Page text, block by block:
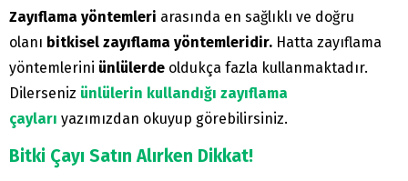
Zayıflama yöntemleri arasında en sağlıklı ve doğru
olanı bitkisel zayıflama yöntemleridir. Hatta zayıflama
yöntemlerini ünlülerde oldukça fazla kullanmaktadır.
Dilerseniz ünlülerin kullandığı zayıflama
çayları yazımızdan okuyup görebilirsiniz.
Bitki Çayı Satın Alırken Dikkat!